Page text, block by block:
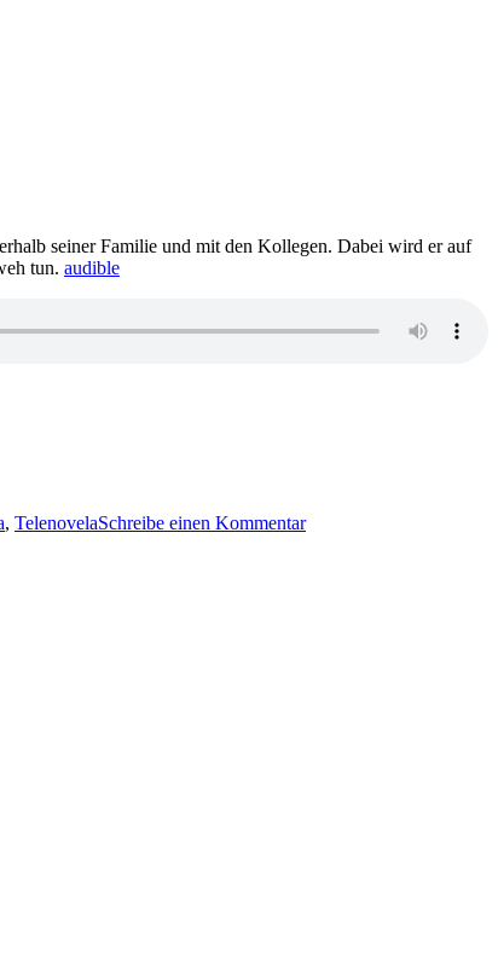
seiner Familie und mit den Kollegen. Dabei wird er auf
tun. audible
, TelenovelaSchreibe einen KommentarVolker